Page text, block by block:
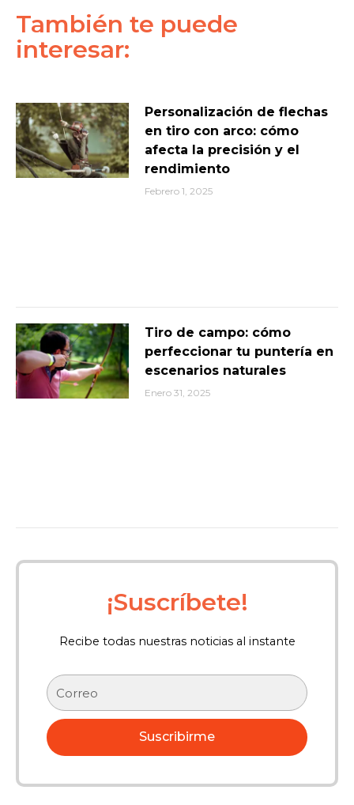
También te puede
interesar:
Personalización de flechas
en tiro con arco: cómo
afecta la precisión y el
rendimiento
Febrero 1, 2025
Tiro de campo: cómo
perfeccionar tu puntería en
escenarios naturales
Enero 31, 2025
¡Suscríbete!
Recibe todas nuestras noticias al instante
Correo
electrónico
Suscribirme